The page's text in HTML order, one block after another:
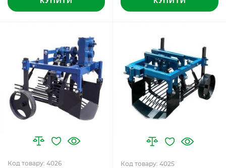
Код товару: 4026
Код товару: 4025